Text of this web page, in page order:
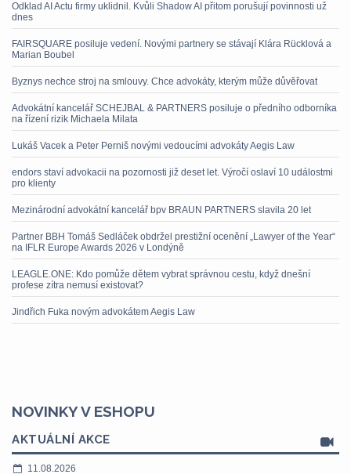
Odklad AI Actu firmy uklidnil. Kvůli Shadow AI přitom porušují povinnosti už
dnes
FAIRSQUARE posiluje vedení. Novými partnery se stávají Klára Rücklová a
Marian Boubel
Byznys nechce stroj na smlouvy. Chce advokáty, kterým může důvěřovat
Advokátní kancelář SCHEJBAL & PARTNERS posiluje o předního odborníka
na řízení rizik Michaela Milata
Lukáš Vacek a Peter Perniš novými vedoucími advokáty Aegis Law
endors staví advokacii na pozornosti již deset let. Výročí oslaví 10 událostmi
pro klienty
Mezinárodní advokátní kancelář bpv BRAUN PARTNERS slavila 20 let
Partner BBH Tomáš Sedláček obdržel prestižní ocenění „Lawyer of the Year“
na IFLR Europe Awards 2026 v Londýně
LEAGLE.ONE: Kdo pomůže dětem vybrat správnou cestu, když dnešní
profese zítra nemusí existovat?
Jindřich Fuka novým advokátem Aegis Law
NOVINKY V ESHOPU
AKTUÁLNÍ AKCE
11.08.2026